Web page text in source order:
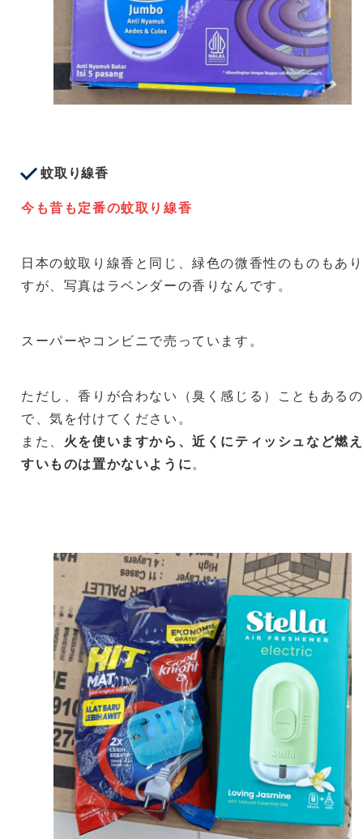
蚊取り線香
今も昔も定番の蚊取り線香
日本の蚊取り線香と同じ、緑色の微香性のものもあ
すが、写真はラベンダーの香りなんです。
スーパーやコンビニで売っています。
ただし、香りが合わない（臭く感じる）こともあるの
で、気を付けてください。
また、 火を使いますから、近くにティッシュなど燃
すいものは置かないように。